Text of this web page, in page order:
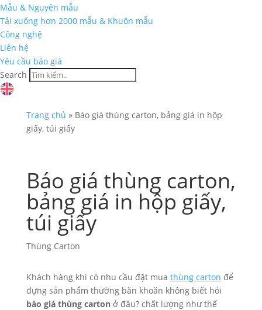
Mẫu & Nguyên mẫu
Tải xuống hơn 2000 mẫu & Khuôn mẫu
Công nghệ
Liên hệ
Yêu cầu báo giá
Search
Trang chủ » Báo giá thùng carton, bảng giá in hộp
giấy, túi giấy
Báo giá thùng carton,
bảng giá in hộp giấy,
túi giấy
Thùng Carton
Khách hàng khi có nhu cầu đặt mua thùng carton để
đựng sản phẩm thường băn khoăn không biết hỏi
báo giá thùng cartonở đâu? chất lượng như thế